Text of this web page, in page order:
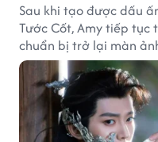
Sau khi tạo được dấu
Tước Cốt, Amy tiếp tục
chuẩn bị trở lại màn
Phổ.